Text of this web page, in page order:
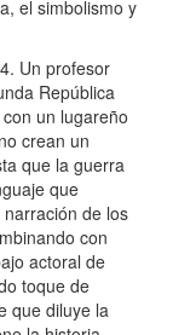
el simbolismo y
Un profesor
República
un lugareño
crean un
que la guerra
que
de los
con
actoral de
toque de
que diluye la